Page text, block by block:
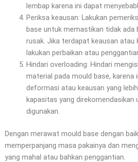
lembap karena ini dapat
Periksa keausan: Lakukan
base untuk memastikan tidak ada
rusak. Jika terdapat keausan atau
lakukan perbaikan atau
Hindari overloading: Hindari
material pada mould base, karena
deformasi atau keausan yang
kapasitas yang direkomendasikan
digunakan.
Dengan merawat mould base dengan
memperpanjang masa pakainya dan
yang mahal atau bahkan penggantian.